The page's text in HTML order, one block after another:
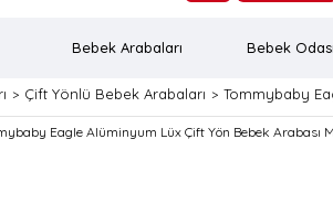
Bebek Arabaları Bebek Odası
Çift Yönlü Bebek Arabaları Tommybaby